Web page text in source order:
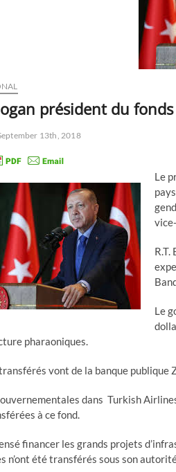
président du
13th, 2018
Le
Le
pharaoniques.
vont de la banque
dans Turkish
à ce fond.
financer les grands projets
n’ont été transférés sous son